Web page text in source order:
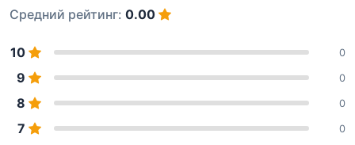
Средний рейтинг: 0.00
10 0
9 0
8 0
7 0